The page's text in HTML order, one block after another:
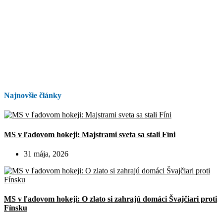
Najnovšie články
MS v ľadovom hokeji: Majstrami sveta sa stali Fíni
31 mája, 2026
MS v ľadovom hokeji: O zlato si zahrajú domáci Švajčiari proti
Fínsku